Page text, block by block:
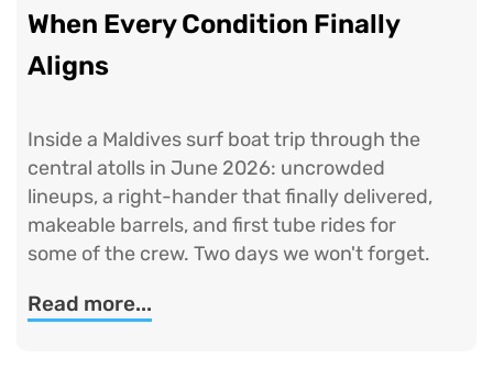
When Every Condition Finally
Aligns
Inside a Maldives surf boat trip through the
central atolls in June 2026: uncrowded
lineups, a right-hander that finally delivered,
makeable barrels, and first tube rides for
some of the crew. Two days we won't forget.
Read more...